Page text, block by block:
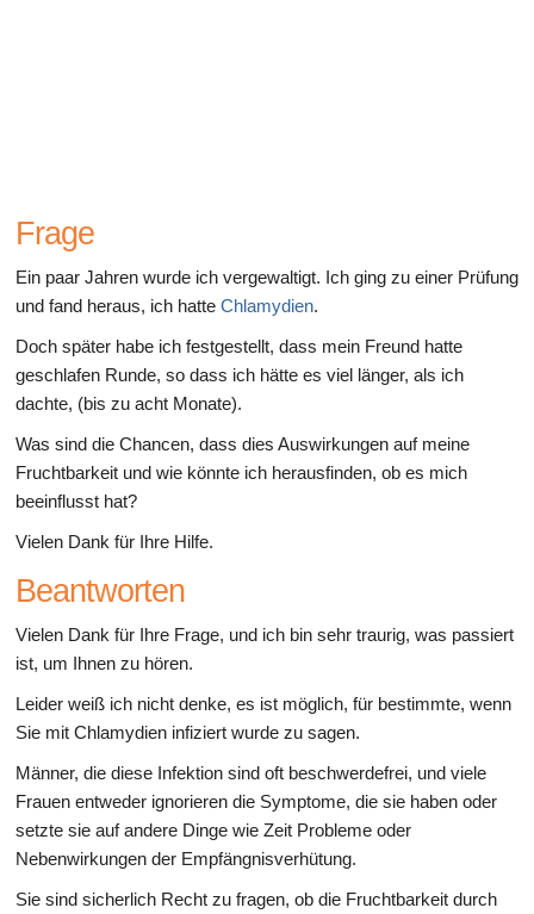
Frage
Ein paar Jahren wurde ich vergewaltigt. Ich ging zu einer Prüfung
und fand heraus, ich hatte Chlamydien.
Doch später habe ich festgestellt, dass mein Freund hatte
geschlafen Runde, so dass ich hätte es viel länger, als ich
dachte, (bis zu acht Monate).
Was sind die Chancen, dass dies Auswirkungen auf meine
Fruchtbarkeit und wie könnte ich herausfinden, ob es mich
beeinflusst hat?
Vielen Dank für Ihre Hilfe.
Beantworten
Vielen Dank für Ihre Frage, und ich bin sehr traurig, was passiert
ist, um Ihnen zu hören.
Leider weiß ich nicht denke, es ist möglich, für bestimmte, wenn
Sie mit Chlamydien infiziert wurde zu sagen.
Männer, die diese Infektion sind oft beschwerdefrei, und viele
Frauen entweder ignorieren die Symptome, die sie haben oder
setzte sie auf andere Dinge wie Zeit Probleme oder
Nebenwirkungen der Empfängnisverhütung.
Sie sind sicherlich Recht zu fragen, ob die Fruchtbarkeit durch